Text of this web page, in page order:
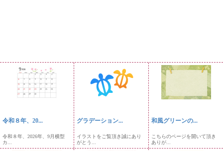
令和８年、20...
令和８年、2026年、9月横型
カ...
グラデーション...
イラストをご覧頂き誠にあり
がとう...
和風グリーンの...
こちらのページを開いて頂き
ありが...